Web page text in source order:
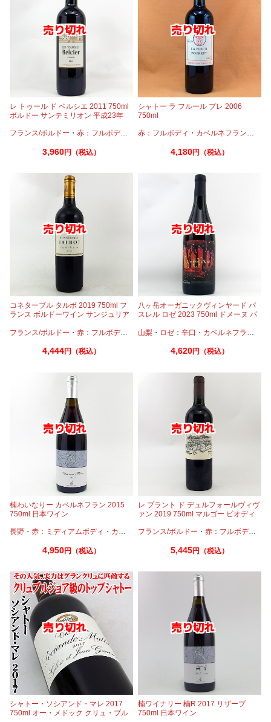
レ トゥール ド ベルシエ 2011 750ml
ボルドー サンテミリオン 平成23年
フランス/ボルドー ・ 赤：フルボディ カベルネフラン・ メルロー
3,960円（税込）
シャトー ラ フルール プレ 2006
750ml
赤：フルボディ ・ カベルネフラン・
4,180円（税込）
コネターブル タルボ 2019 750ml フ
ランス ボルドーワイン サンジュリア
フランス/ボルドー ・ 赤：フルボディ カベルネ・カベルネフラン・メルロー
4,444円（税込）
八ヶ岳オーガニックヴィンヤード パ
スレル ロゼ 2023 750ml ドメーヌ パ
山梨 ・ ロゼ：辛口 ・ カベルネフラン
4,620円（税込）
楠わいなりー カベルネフラン 2015
750ml 日本ワイン
長野 ・ 赤：ミディアムボディ ・ カベルネフラン
4,950円（税込）
レ プラント ド デュルフォールヴィヴ
ァン 2019 750ml マルゴー ビオディ
フランス/ボルドー ・赤：フルボディ
5,445円（税込）
シャトー・ソシアンド・マレ 2017
750ml オー・メドック クリュ・ブル
楠ワイナリー 楠R 2017 リザーブ
750ml 日本ワイン